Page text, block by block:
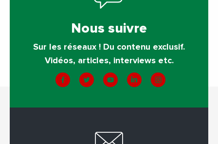
Nous suivre
Sur les réseaux ! Du contenu exclusif.
Vidéos, articles, interviews etc.